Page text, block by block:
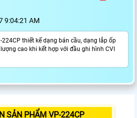
9:04:21 AM
224CP thiết kế dạng bán cầu, dạng lắp ốp
cao khi kết hợp với đầu ghi hình CVI
SẢN PHẨM VP-224CP